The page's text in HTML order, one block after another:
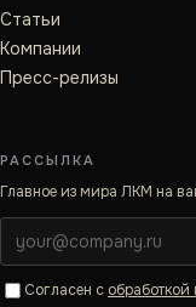
Статьи
Компании
Пресс-релизы
РАССЫЛКА
Главное из мира ЛКМ на
Согласен с